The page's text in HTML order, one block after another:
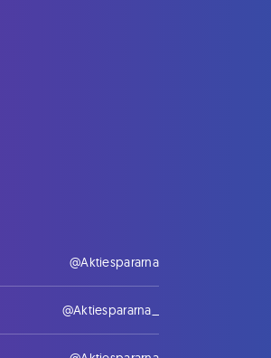
@Aktiespararna
@Aktiespararna_